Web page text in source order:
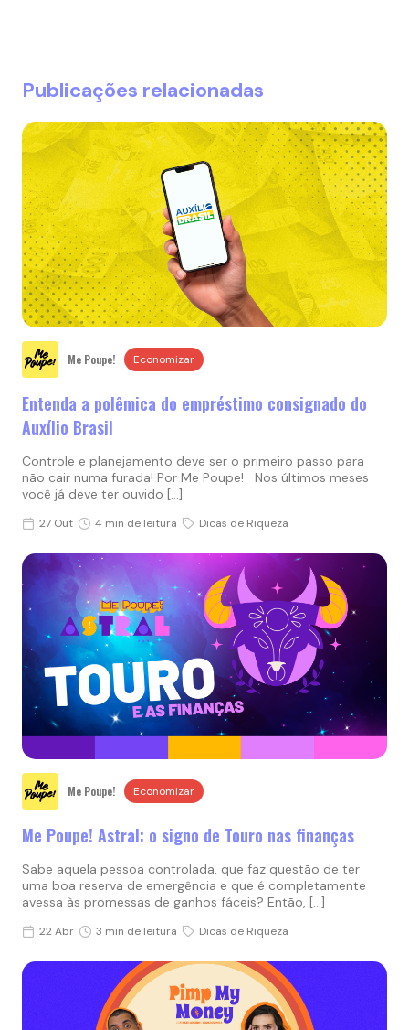
Publicações relacionadas
Me Poupe! Economizar
Entenda a polêmica do empréstimo consignado do
Auxílio Brasil
Controle e planejamento deve ser o primeiro passo para
não cair numa furada! Por Me Poupe! Nos últimos meses
você já deve ter ouvido […]
27 Out 4 min de leitura Dicas de Riqueza
Me Poupe! Economizar
Me Poupe! Astral: o signo de Touro nas finanças
Sabe aquela pessoa controlada, que faz questão de ter
uma boa reserva de emergência e que é completamente
avessa às promessas de ganhos fáceis? Então, […]
22 Abr 3 min de leitura Dicas de Riqueza